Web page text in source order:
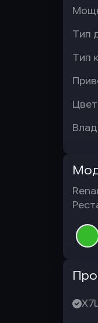
Тип
Тип